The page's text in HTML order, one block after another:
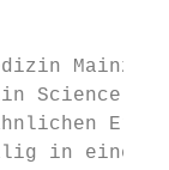
Mainz
Science
in einer